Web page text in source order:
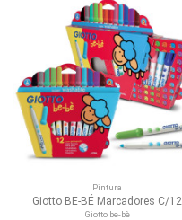
Pintura
Giotto BE-BÉ Marcadores C/12
Giotto be-bè